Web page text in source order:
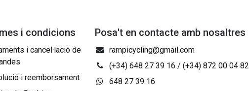
i condicions
i cancel·lació de
i reemborsament
Posa't en contacte amb nosaltres
rampicycling@gmail.com
(+34) 648 27 39 16 / (+34) 872 00 04 82
648 27 39 16